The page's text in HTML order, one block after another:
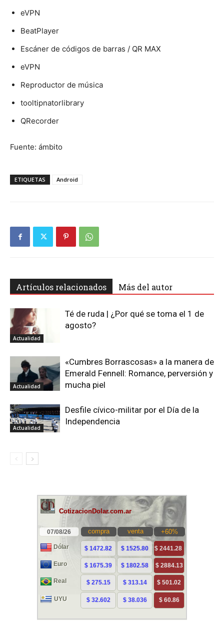
eVPN
BeatPlayer
Escáner de códigos de barras / QR MAX
eVPN
Reproductor de música
tooltipnatorlibrary
QRecorder
Fuente: ámbito
ETIQUETAS Android
Artículos relacionados Más del autor
Actualidad
Té de ruda | ¿Por qué se toma el 1 de
agosto?
Actualidad
«Cumbres Borrascosas» a la manera de
Emerald Fennell: Romance, perversión y
mucha piel
Actualidad
Desfile cívico-militar por el Día de la
Independencia